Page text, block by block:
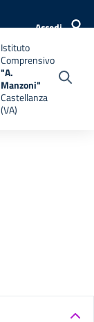
Accedi
Istituto
Comprensivo
"A.
Manzoni"
Castellanza
(VA)